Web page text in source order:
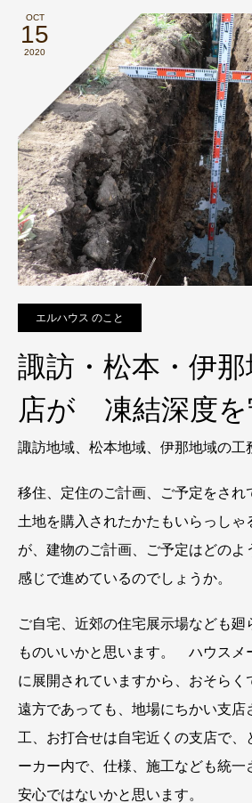
物語８４３
OCT
15
2020
エルハウス のこと
諏訪・松本・伊
店が 凍結深度を
諏訪地域、松本地域、伊那地域の工
移住、定住のご計画、ご予定をさ
土地を購入されたかたもいらっしゃ
が、建物のご計画、ご予定はどのよ
感じで進めているのでしょうか。
ご自宅、近郊の住宅展示場なども廻
ものいいかと思います。 ハウスメ
に展開されていますから、おそらく
遠方であっても、地場にちかい支店
工、お打合せは自宅近くの支店で、
ーカー内で、仕様、施工なども統一
安心ではないかと思います。